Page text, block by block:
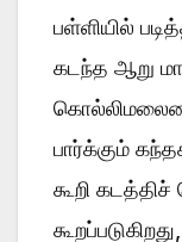
பள்ளியில்
கடந்த ஆறு
பார்க்கும்
கூறி
கூறப்படுகிறது,